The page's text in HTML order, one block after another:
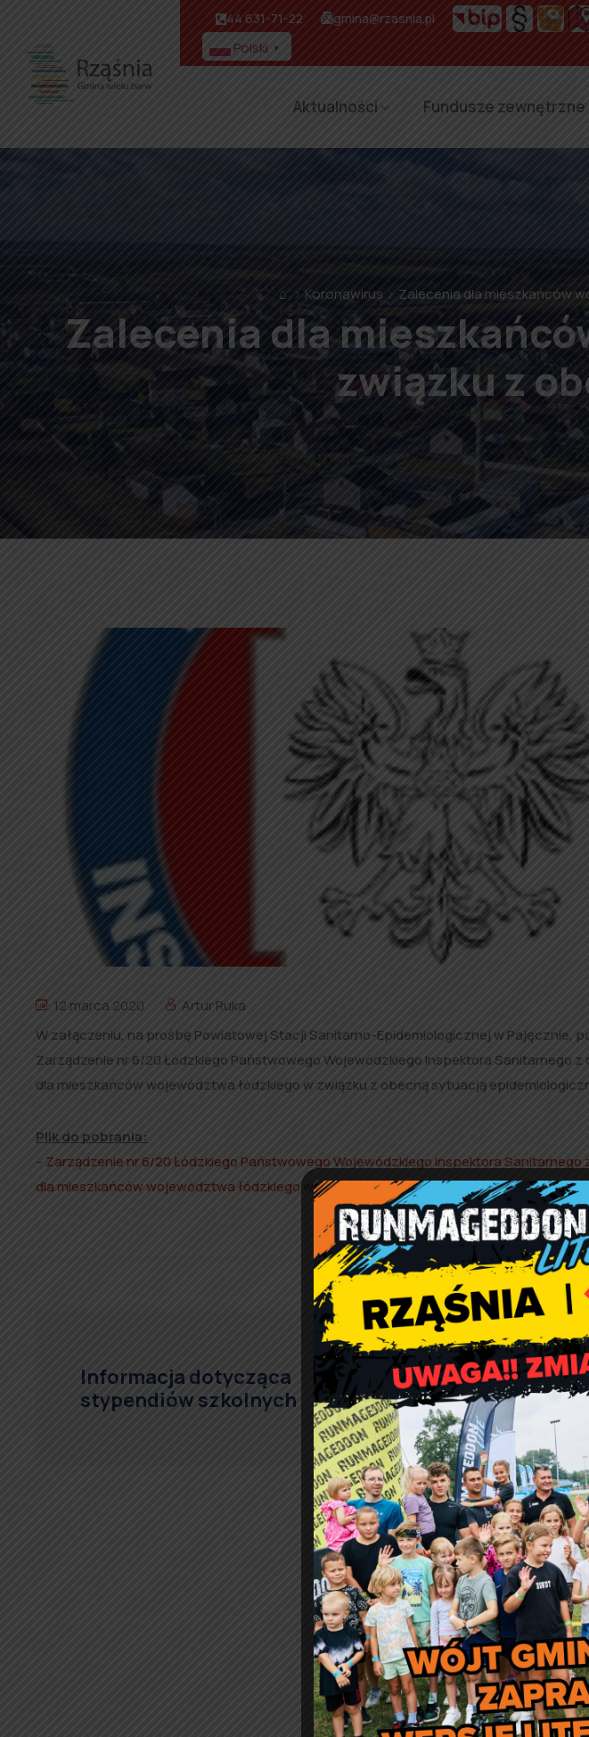
44 631-71-22 gmina@rzasnia.pl
Polski ▼
Aktualności Fundusze zewnętrzne
⌂ Koronawirus Zalecenia dla mieszkańców
Zalecenia dla
związku z
12 marca 2020
Artur Ruka
W załączeniu, na prośbę Powiatowej Stacji Sanitarno-Epidemiologicznej w Pajęcznie,
Zarządzenie nr 6/20 Łódzkiego Państwowego Wojewódzkiego Inspektora Sanitarnego z
dla mieszkańców województwa łódzkiego w związku z obecną sytuacją
Plik do pobrania:
– Zarządzenie nr 6/20 Łódzkiego Państwowego Wojewódzkiego Inspektora Sanitarnego
dla mieszkańców województwa łódzkiego w związku z obecną sytuacją
Informacja dotycząca
stypendiów szkolnych